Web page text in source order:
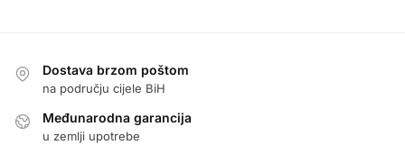
Dostava brzom poštom
na području cijele BiH
Međunarodna garancija
u zemlji upotrebe